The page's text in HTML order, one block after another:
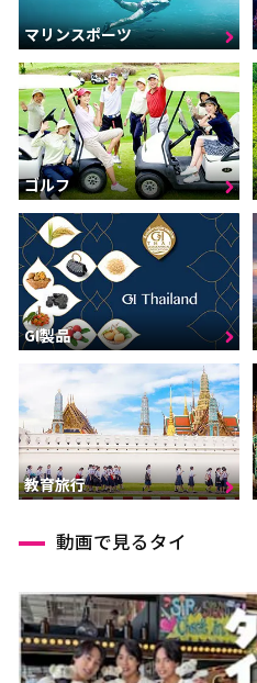
マリンスポーツ
ゴルフ
GI製品
教育旅行
動画で見るタイ